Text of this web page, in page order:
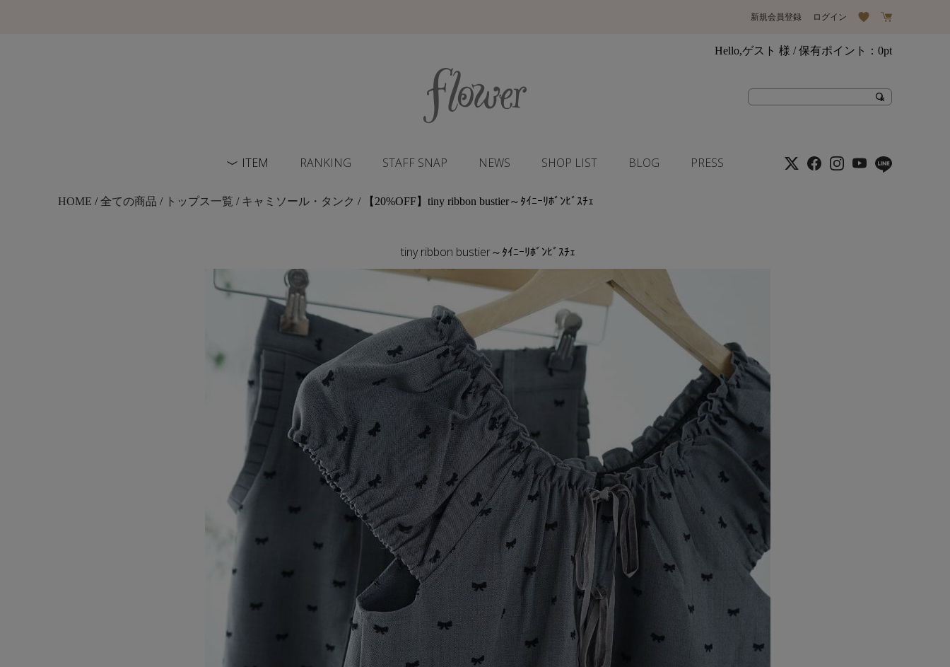
新規会員登録 ログイン
Hello,ゲスト 様 / 保有ポイント： 0pt
ITEM RANKING STAFF SNAP NEWS SHOP LIST BLOG PRESS
HOME /全ての商品 / トップス一覧 / キャミソール・タンク / 【20%OFF】tiny ribbon bustier～ﾀｲﾆｰﾘﾎﾞﾝﾋﾞｽﾁｪ
tiny ribbon bustier～ﾀｲﾆｰﾘﾎﾞﾝﾋﾞｽﾁｪ